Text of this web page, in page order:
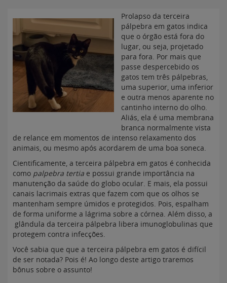
Prolapso da terceira
pálpebra em gatos indica
que o órgão está fora do
lugar, ou seja, projetado
para fora. Por mais que
passe despercebido os
gatos tem três pálpebras,
uma superior, uma inferior
e outra menos aparente no
cantinho interno do olho.
Aliás, ela é uma membrana
branca normalmente vista
de relance em momentos de intenso relaxamento dos
animais, ou mesmo após acordarem de uma boa soneca.
Cientificamente, a terceira pálpebra em gatos é conhecida
como palpebra tertia e possui grande importância na
manutenção da saúde do globo ocular. E mais, ela possui
canais lacrimais extras que fazem com que os olhos se
mantenham sempre úmidos e protegidos. Pois, espalham
de forma uniforme a lágrima sobre a córnea. Além disso, a
glândula da terceira pálpebra libera imunoglobulinas que
protegem contra infecções.
Você sabia que que a terceira pálpebra em gatos é difícil
de ser notada? Pois é! Ao longo deste artigo traremos
bônus sobre o assunto!